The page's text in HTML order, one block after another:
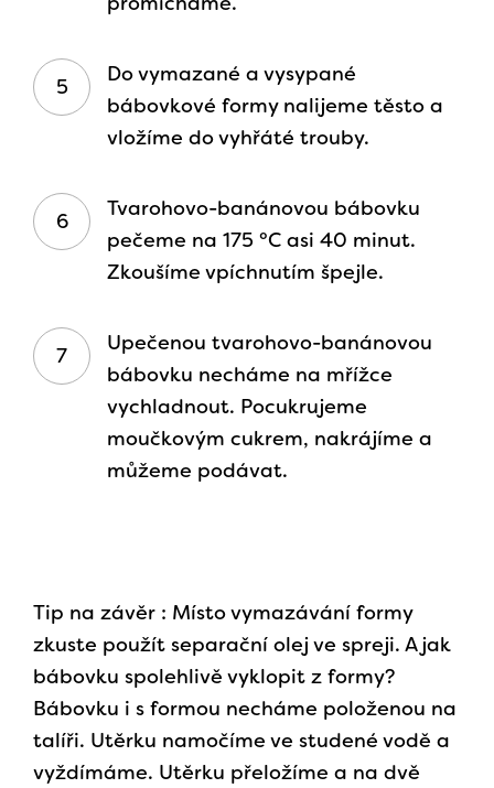
Do vymazané a vysypané
bábovkové formy nalijeme těsto a
vložíme do vyhřáté trouby.
Tvarohovo-banánovou bábovku
pečeme na 175 °C asi 40 minut.
Zkoušíme vpíchnutím špejle.
Upečenou tvarohovo-banánovou
bábovku necháme na mřížce
vychladnout. Pocukrujeme
moučkovým cukrem, nakrájíme a
můžeme podávat.
Tip na závěr : Místo vymazávání formy
zkuste použít separační olej ve spreji. A jak
bábovku spolehlivě vyklopit z formy?
Bábovku i s formou necháme položenou na
talíři. Utěrku namočíme ve studené vodě a
vyždímáme. Utěrku přeložíme a na dvě